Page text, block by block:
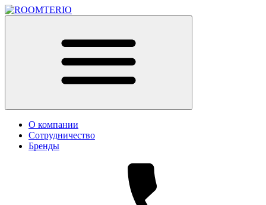
О компании
Сотрудничество
Бренды